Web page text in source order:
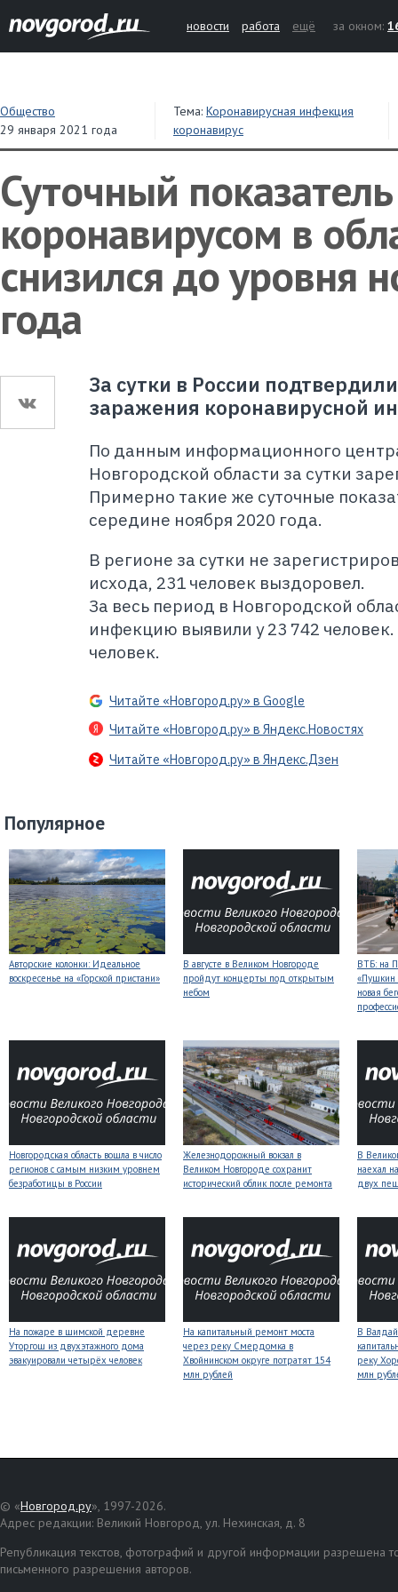
новости работа ещё за окном:
Общество
29 января 2021 года
Тема: Коронавирусная инфекция
коронавирус
Суточный
коронавирусом в
снизился до уровня
года
За сутки в России
заражения коронавирусной
По данным информационного
Новгородской области за сутки
Примерно такие же суточные
середине ноября 2020 года.
В регионе за сутки не
исхода, 231 человек выздоровел.
За весь период в Новгородской
инфекцию выявили у 23 742
человек.
Читайте «Новгород.ру» в Google
Читайте «Новгород.ру» в Яндекс.Новостях
Читайте «Новгород.ру» в Яндекс.Дзен
Популярное
Авторские колонки: Идеальное
воскресенье на «Горской пристани»
В августе в Великом Новгороде
пройдут концерты под открытым
небом
ВТБ: на
«Пушкин
новая
Новгородская область вошла в число
регионов с самым низким уровнем
безработицы в России
Железнодорожный вокзал в
Великом Новгороде сохранит
исторический облик после ремонта
В
наехал
двух
На пожаре в шимской деревне
Уторгош из двухэтажного дома
эвакуировали четырёх человек
На капитальный ремонт моста
через реку Смердомка в
Хвойнинском округе потратят 154
млн рублей
В
реку
млн
© «Новгород.ру», 1997-2026.
Адрес редакции: Великий Новгород, ул. Нехинская, д. 8
Републикация текстов, фотографий и другой информации разрешена
письменного разрешения авторов.